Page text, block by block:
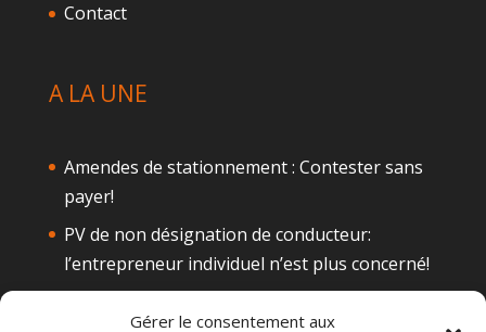
Gérer le consentement aux
Contact
A LA UNE
Amendes de stationnement : Contester sans
payer!
PV de non désignation de conducteur:
l’entrepreneur individuel n’est plus concerné!